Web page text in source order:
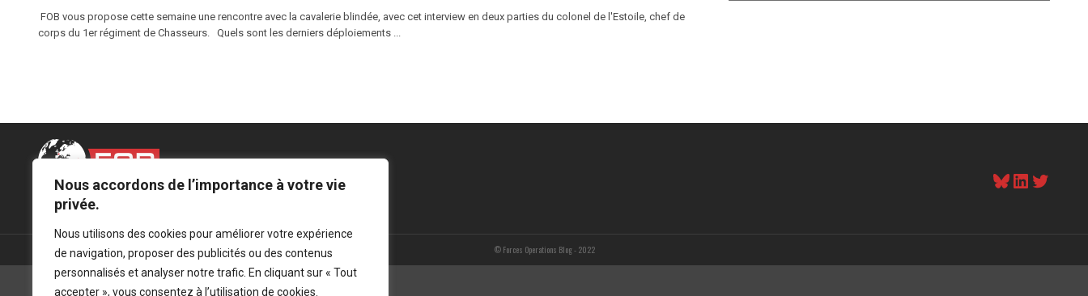
Nous accordons de l’importance à votre vie
privée.
Nous utilisons des cookies pour améliorer votre expérience
de navigation, proposer des publicités ou des contenus
personnalisés et analyser notre trafic. En cliquant sur « Tout
accepter », vous consentez à l’utilisation de cookies.
FOB vous propose cette semaine une rencontre avec la cavalerie blindée, avec cet interview en deux parties du colonel de l'Estoile, chef de
corps du 1er régiment de Chasseurs. Quels sont les derniers déploiements ...
Mentions légales
Bluesky
© Forces Operations Blog - 2022